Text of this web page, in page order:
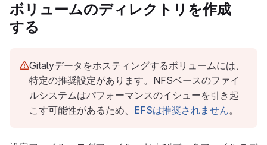
ボリュームのディレクトリを作成
する
Gitalyデータをホスティングするボリュームには、
特定の推奨設定があります。NFSベースのファイ
ルシステムはパフォーマンスのイシューを引き起
こす可能性があるため、 EFSは推奨されません。